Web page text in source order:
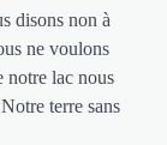
disons non à
ne voulons
notre lac nous
terre sans